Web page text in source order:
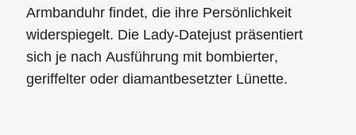
Armbanduhr findet, die ihre Persönlichkeit
widerspiegelt. Die Lady‑Datejust präsentiert
sich je nach Ausführung mit bombierter,
geriffelter oder diamantbesetzter Lünette.